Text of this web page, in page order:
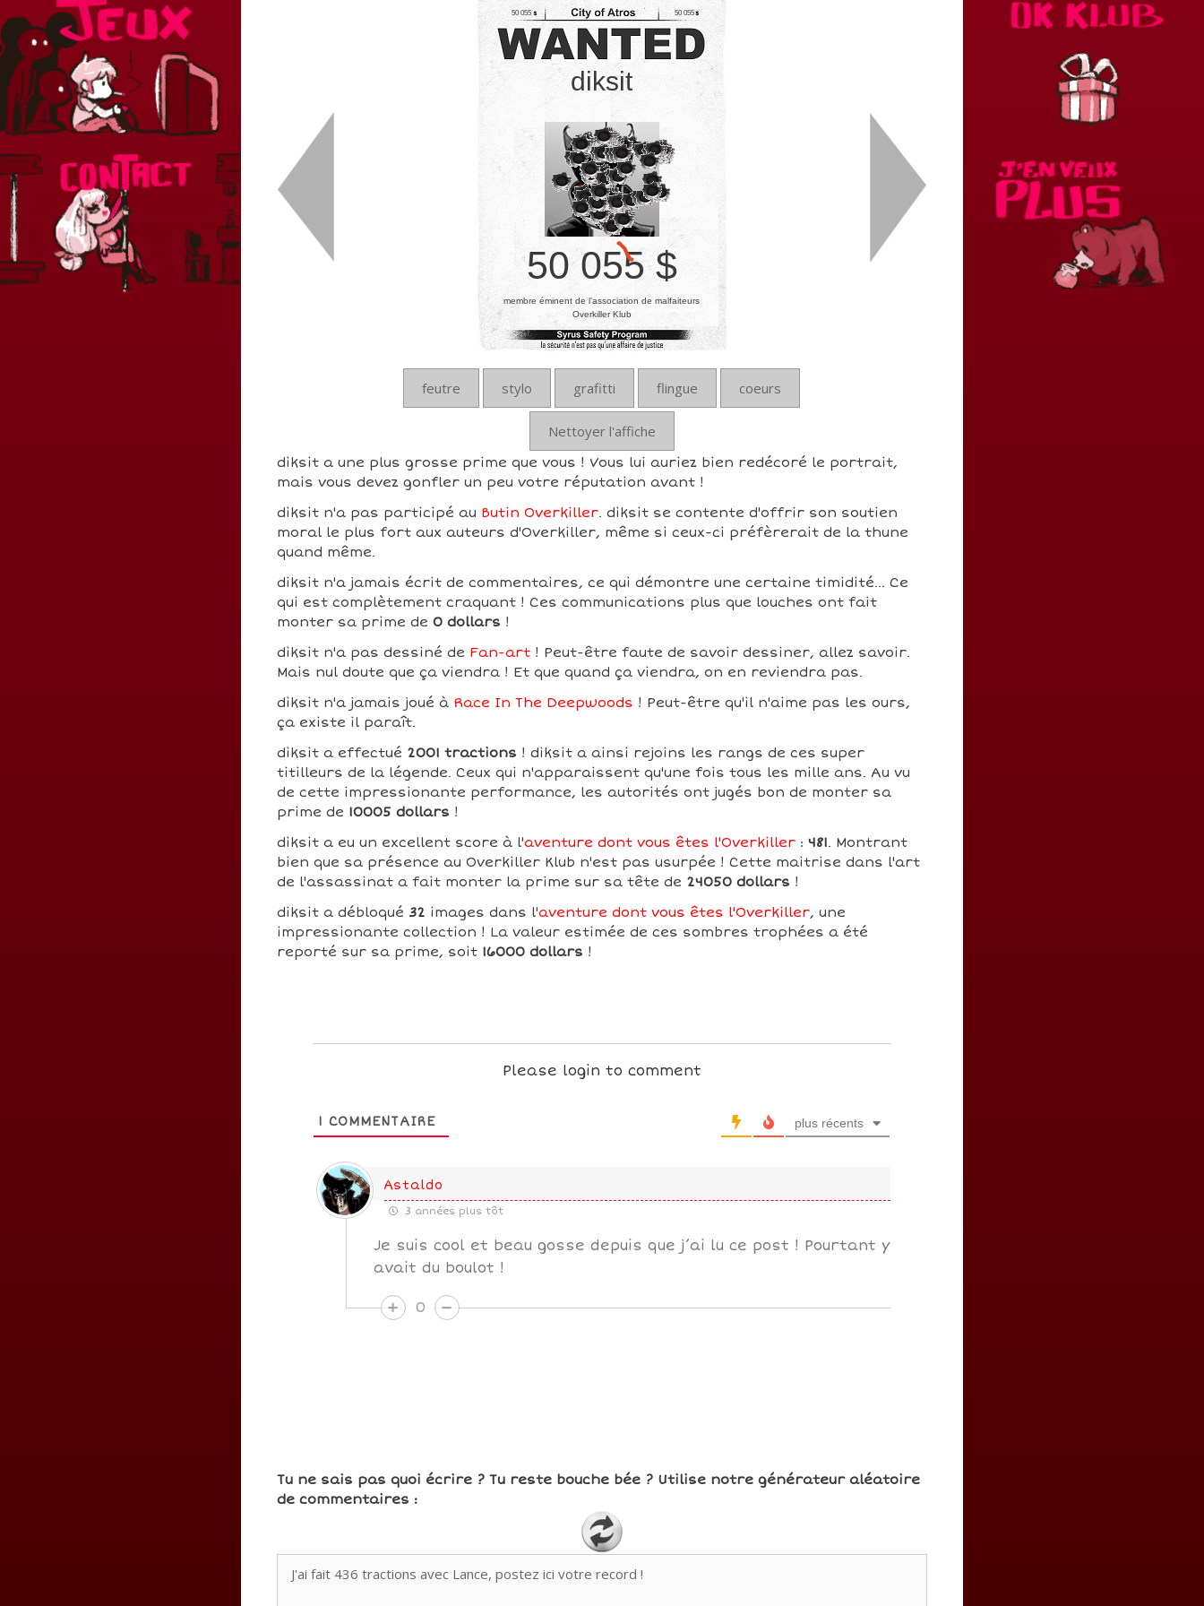
50 055
diksit
50 055
50 055 $
membre éminent de l’association de malfaiteurs
Overkiller Klub
feutre stylo grafitti flingue coeurs
Nettoyer l'affiche
diksit a une plus grosse prime que vous ! Vous lui auriez bien redécoré le portrait,
mais vous devez gonfler un peu votre réputation avant !
diksit n'a pas participé au Butin Overkiller. diksit se contente d'offrir son soutien
moral le plus fort aux auteurs d'Overkiller, même si ceux-ci préfèrerait de la thune
quand même.
diksit n'a jamais écrit de commentaires, ce qui démontre une certaine timidité... Ce
qui est complètement craquant ! Ces communications plus que louches ont fait
monter sa prime de 0 dollars !
diksit n'a pas dessiné de Fan-art! Peut-être faute de savoir dessiner, allez savoir.
Mais nul doute que ça viendra ! Et que quand ça viendra, on en reviendra pas.
diksit n'a jamais joué à Race In The Deepwoods ! Peut-être qu'il n'aime pas les ours,
ça existe il paraît.
diksit a effectué 2001 tractions ! diksit a ainsi rejoins les rangs de ces super
titilleurs de la légende. Ceux qui n'apparaissent qu'une fois tous les mille ans. Au vu
de cette impressionante performance, les autorités ont jugés bon de monter sa
prime de 10005 dollars !
diksit a eu un excellent score à l'aventure dont vous êtes l'Overkiller: 481. Montrant
bien que sa présence au Overkiller Klub n'est pas usurpée ! Cette maitrise dans l'art
de l'assassinat a fait monter la prime sur sa tête de 24050 dollars !
diksit a débloqué 32 images dans l'aventure dont vous êtes l'Overkiller, une
impressionante collection ! La valeur estimée de ces sombres trophées a été
reporté sur sa prime, soit 16000 dollars !
Please login to comment
1 COMMENTAIRE plus récents
Astaldo
3 années plus tôt
Je suis cool et beau gosse depuis que j’ai lu ce post ! Pourtant y
avait du boulot !
0
Tu ne sais pas quoi écrire ? Tu reste bouche bée ? Utilise notre générateur aléatoire
de commentaires :